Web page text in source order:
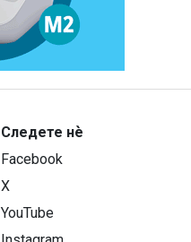
Следете нѐ
Facebook
X
YouTube